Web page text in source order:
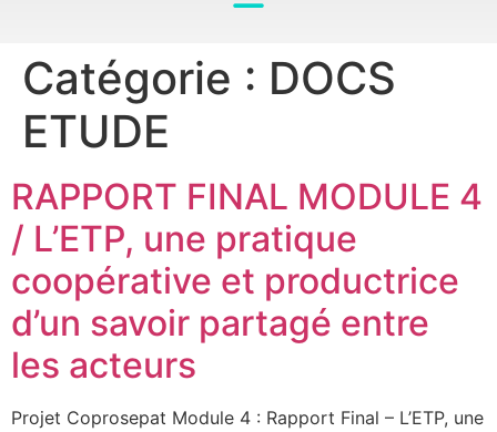
Catégorie : DOCS
ETUDE
RAPPORT FINAL MODULE 4
/ L’ETP, une pratique
coopérative et productrice
d’un savoir partagé entre
les acteurs
Projet Coprosepat Module 4 : Rapport Final – L’ETP, une